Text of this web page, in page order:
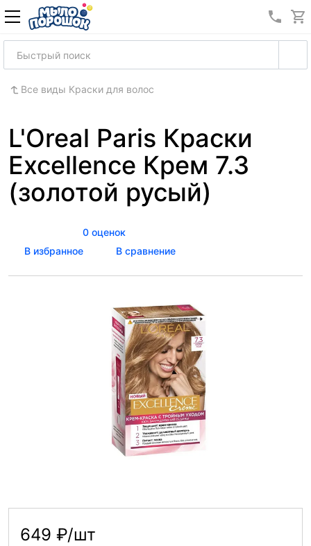
8
Все виды Краски для волос
L'Oreal Paris Краски
Excellence Крем 7.3
(золотой русый)
0 оценок
В избранное
В сравнение
649 ₽/шт